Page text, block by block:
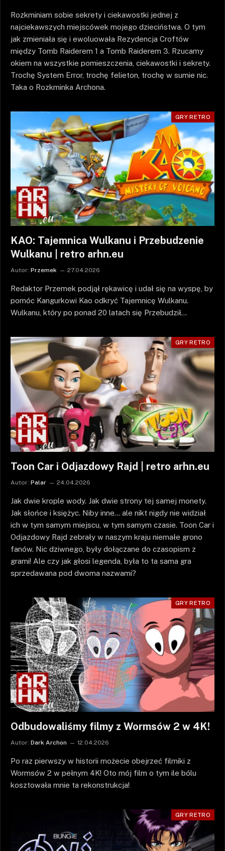
Rozkminiam sobie sekrety i ciekawostki jednej z
najciekawszych miejscówek mojego dzieciństwa. O tym
jak zmieniała się i ewoluowała Rezydencja Croftów
między Tomb Raiderem 1 a Tomb Raiderem 3. Rzucamy
okiem na wszystkie pomieszczenia, ciekawostki i sekrety.
Trochę System Error, trochę felieton, trochę w sumie nic.
Taka o Rozkminka Archona.
GRY RETRO
KAO: Tajemnica Wulkanu i Przebudzenie
Wulkanu | retro arhn.eu
Autor: Przemek 27.04.2026
Redaktor Przemek podjął rękawicę i udał się na wyspę, by
pomóc Kangurkowi Kao odkryć Tajemnicę Wulkanu.
Wulkanu, który po ponad 20 latach się Przebudził…
GRY RETRO
Toon Car i Odjazdowy Rajd | retro arhn.eu
Autor: Palar 24.04.2026
Jak dwie krople wody. Jak dwie strony tej samej monety.
Jak słońce i księżyc. Niby inne… ale nikt nigdy nie widział
ich w tym samym miejscu, w tym samym czasie. Toon Car i
Odjazdowy Rajd zebrały w naszym kraju niemałe grono
fanów. Nic dziwnego, były dołączane do czasopism z
grami! Ale czy jak głosi legenda, była to ta sama gra
sprzedawana pod dwoma nazwami?
GRY RETRO
Odbudowaliśmy filmy z Wormsów 2 w 4K!
Autor: Dark Archon 12.04.2026
Po raz pierwszy w historii możecie obejrzeć filmiki z
Wormsów 2 w pełnym 4K! Oto mój film o tym ile bólu
kosztowała mnie ta rekonstrukcja!
GRY RETRO